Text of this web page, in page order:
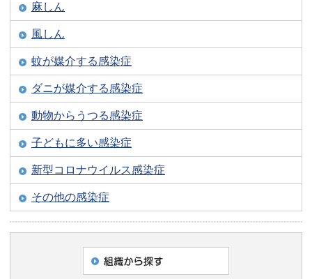
麻しん
風しん
蚊が媒介する感染症
ダニが媒介する感染症
動物からうつる感染症
子どもに多い感染症
新型コロナウイルス感染症
その他の感染症